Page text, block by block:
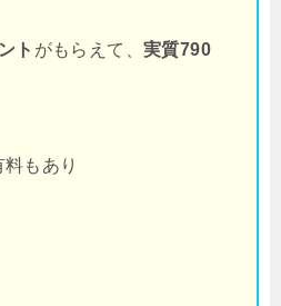
ト がもらえて、実質790
もあり